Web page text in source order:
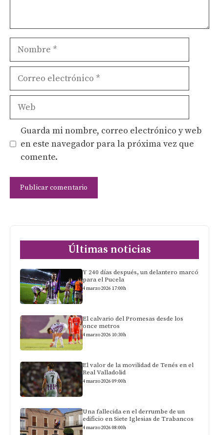
Nombre
Correo
Web
Guarda mi nombre, correo electrónico y web
en este navegador para la próxima vez que
comente.
Últimas noticias
Y 240 días después, un delantero marcó
para el Pucela
4 marzo 2026 17:00h
El calvario del Promesas desde los
once metros
4 marzo 2026 10:30h
El valor de la movilidad de Tenés en el
Real Valladolid
4 marzo 2026 09:00h
Una fallecida en el derrumbe de un
edificio en Siete Iglesias de Trabancos
4 marzo 2026 08:00h